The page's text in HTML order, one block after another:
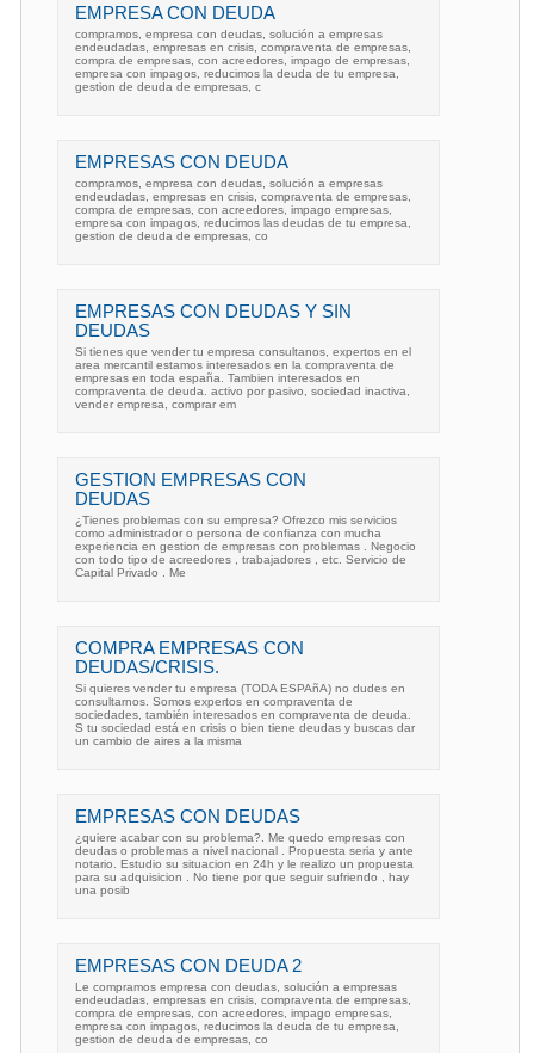
EMPRESA CON DEUDA
compramos, empresa con deudas, solución a empresas
endeudadas, empresas en crisis, compraventa de empresas,
compra de empresas, con acreedores, impago de empresas,
empresa con impagos, reducimos la deuda de tu empresa,
gestion de deuda de empresas, c
EMPRESAS CON DEUDA
compramos, empresa con deudas, solución a empresas
endeudadas, empresas en crisis, compraventa de empresas,
compra de empresas, con acreedores, impago empresas,
empresa con impagos, reducimos las deudas de tu empresa,
gestion de deuda de empresas, co
EMPRESAS CON DEUDAS Y SIN
DEUDAS
Si tienes que vender tu empresa consultanos, expertos en el
area mercantil estamos interesados en la compraventa de
empresas en toda españa. Tambien interesados en
compraventa de deuda. activo por pasivo, sociedad inactiva,
vender empresa, comprar em
GESTION EMPRESAS CON
DEUDAS
¿Tienes problemas con su empresa? Ofrezco mis servicios
como administrador o persona de confianza con mucha
experiencia en gestion de empresas con problemas . Negocio
con todo tipo de acreedores , trabajadores , etc. Servicio de
Capital Privado . Me
COMPRA EMPRESAS CON
DEUDAS/CRISIS.
Si quieres vender tu empresa (TODA ESPAñA) no dudes en
consultarnos. Somos expertos en compraventa de
sociedades, también interesados en compraventa de deuda.
S tu sociedad está en crisis o bien tiene deudas y buscas dar
un cambio de aires a la misma
EMPRESAS CON DEUDAS
¿quiere acabar con su problema?. Me quedo empresas con
deudas o problemas a nivel nacional . Propuesta seria y ante
notario. Estudio su situacion en 24h y le realizo un propuesta
para su adquisicion . No tiene por que seguir sufriendo , hay
una posib
EMPRESAS CON DEUDA 2
Le compramos empresa con deudas, solución a empresas
endeudadas, empresas en crisis, compraventa de empresas,
compra de empresas, con acreedores, impago empresas,
empresa con impagos, reducimos la deuda de tu empresa,
gestion de deuda de empresas, co